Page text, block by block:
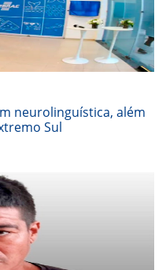
neurolinguística, além
Sul